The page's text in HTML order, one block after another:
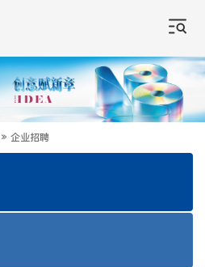
» 企业招聘